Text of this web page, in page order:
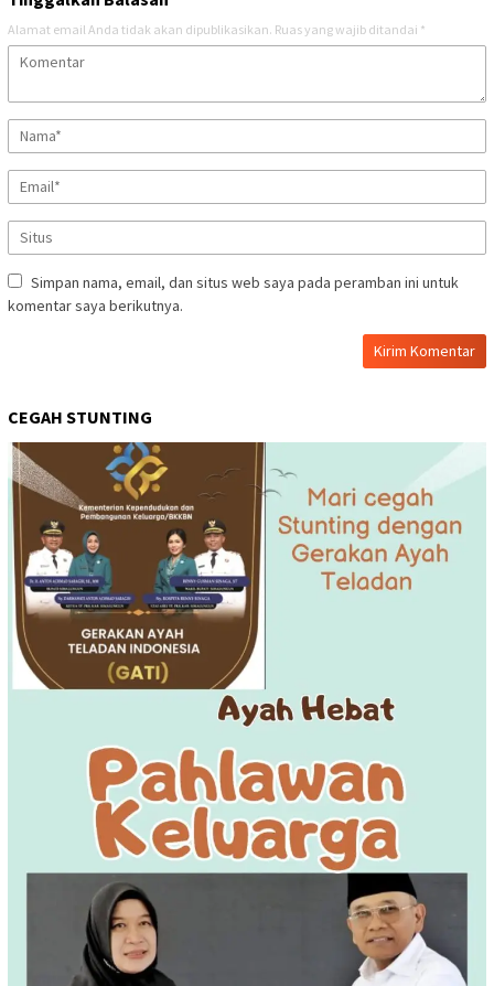
Alamat email Anda tidak akan dipublikasikan. Ruas yang wajib ditandai *
Simpan nama, email, dan situs web saya pada peramban ini untuk
komentar saya berikutnya.
CEGAH STUNTING